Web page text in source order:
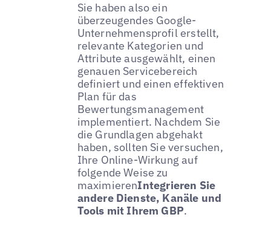
Sie haben also ein
überzeugendes Google-
Unternehmensprofil erstellt,
relevante Kategorien und
Attribute ausgewählt, einen
genauen Servicebereich
definiert und einen effektiven
Plan für das
Bewertungsmanagement
implementiert. Nachdem Sie
die Grundlagen abgehakt
haben, sollten Sie versuchen,
Ihre Online-Wirkung auf
folgende Weise zu
maximierenIntegrieren Sie
andere Dienste, Kanäle und
Tools mit Ihrem GBP.